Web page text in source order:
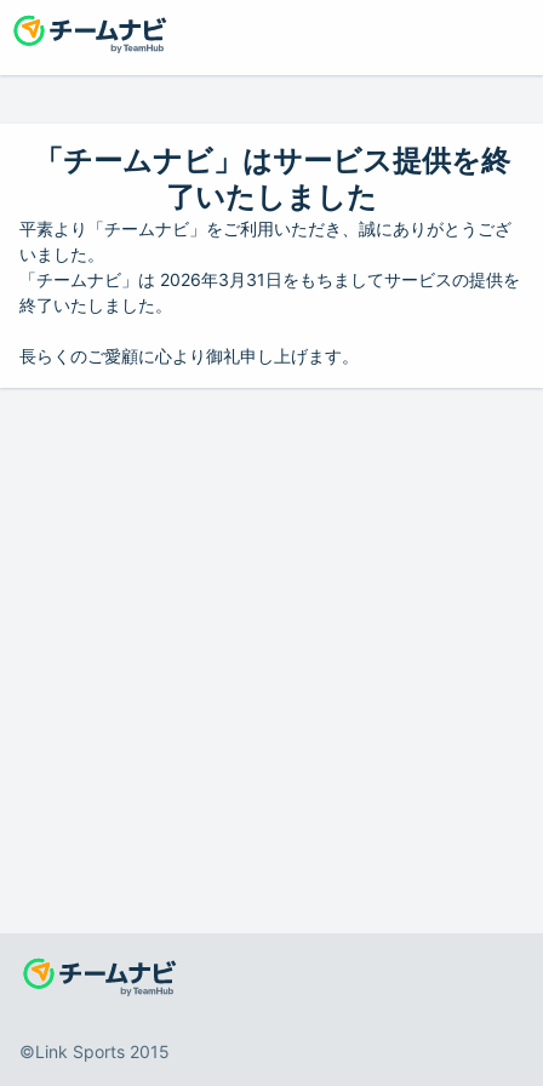
「チームナビ」はサービス提供を終
了いたしました
平素より「チームナビ」をご利用いただき、誠にありがとうござ
いました。
「チームナビ」は 2026年3月31日をもちましてサービスの提供を
終了いたしました。
長らくのご愛顧に心より御礼申し上げます。
©️Link Sports 2015